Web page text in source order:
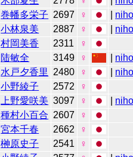
巻幡多栄子 2697 ♀
小林泉美 2887 ♀
村岡美香 2311
♀
陆敏全 3149 ♀
水戸夕香里 2480 ♀
小野綾子 2572
♀
上野愛咲美 3097 ♀
種村小百合 2607
♀
宮本千春 2662
♀
榊原史子 2541
♀